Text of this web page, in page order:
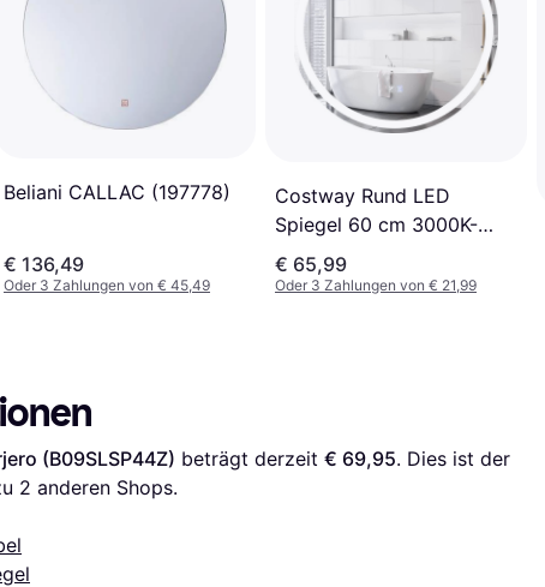
Beliani CALLAC (197778)
€ 136,49
Oder 3 Zahlungen von € 45,49
Costway Rund LED
Spiegel 60 cm 3000K-
6000K
€ 65,99
Oder 3 Zahlungen von € 21,99
(B09SLSP44Z) beträgt derzeit € 69,95. Dies ist der
2 anderen Shops.